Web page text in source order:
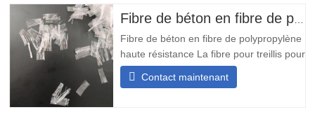
sont ensuite découpées en faisceaux de
Fibre de béton en fibre de polypropylène
haute résistance La fibre pour treillis pour
béton haute résistance est un matériau
synthétique fabriqué selon un procédé
Contact maintenant